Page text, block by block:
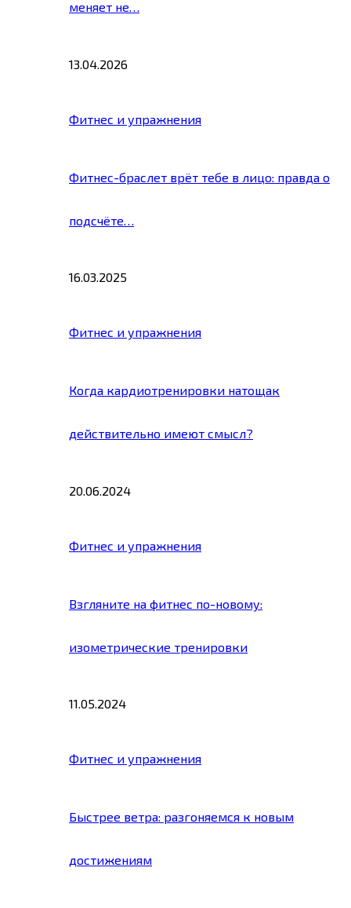
меняет не…
13.04.2026
Фитнес и упражнения
Фитнес-браслет врёт тебе в лицо: правда о
подсчёте…
16.03.2025
Фитнес и упражнения
Когда кардиотренировки натощак
действительно имеют смысл?
20.06.2024
Фитнес и упражнения
Взгляните на фитнес по-новому:
изометрические тренировки
11.05.2024
Фитнес и упражнения
Быстрее ветра: разгоняемся к новым
достижениям